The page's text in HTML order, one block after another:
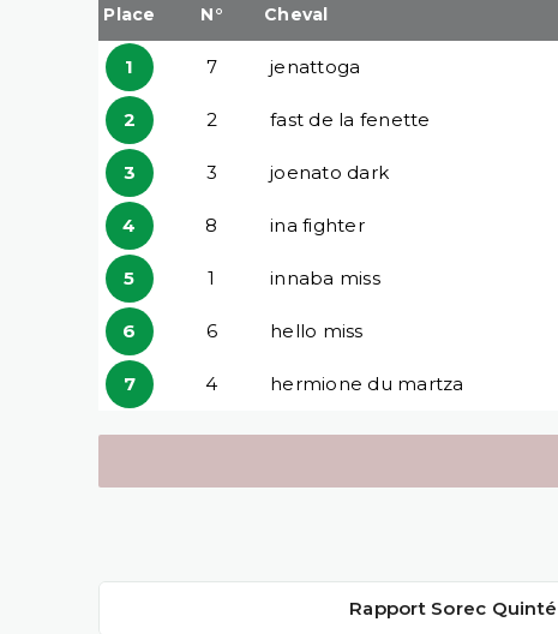
Place N° Cheval
1 7 jenattoga
2 2 fast de la fenette
3 3 joenato dark
4 8 ina fighter
5 1 innaba miss
6 6 hello miss
7 4 hermione du martza
Rapport Sorec Quinté